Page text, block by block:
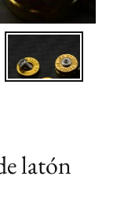
latón